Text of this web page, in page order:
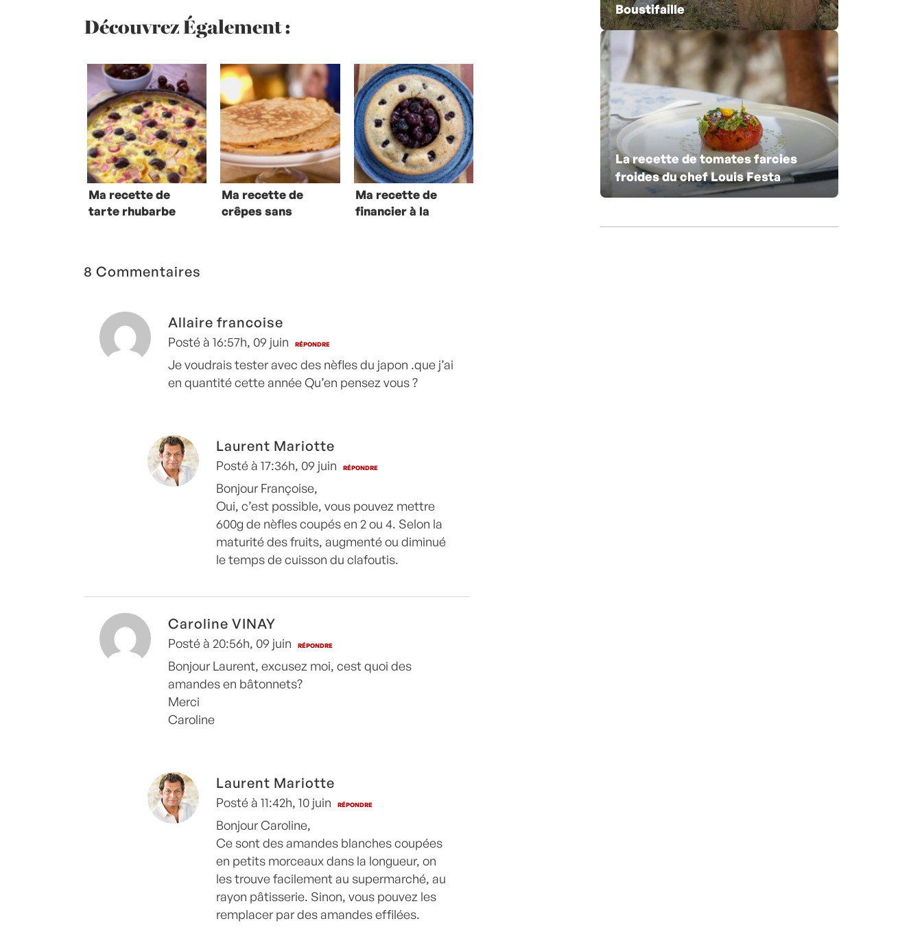
Découvrez Également :
Ma recette de
tarte rhubarbe
Ma recette de
crêpes sans
Ma recette de
financier à la
8 Commentaires
Allaire francoise
Posté à 16:57h, 09 juin RÉPONDRE
Je voudrais tester avec des nèfles du japon .que j’ai
en quantité cette année Qu’en pensez vous ?
Laurent Mariotte
Posté à 17:36h, 09 juin RÉPONDRE
Bonjour Françoise,
Oui, c’est possible, vous pouvez mettre
600g de nèfles coupés en 2 ou 4. Selon la
maturité des fruits, augmenté ou diminué
le temps de cuisson du clafoutis.
Caroline VINAY
Posté à 20:56h, 09 juin RÉPONDRE
Bonjour Laurent, excusez moi, cest quoi des
amandes en bâtonnets?
Merci
Caroline
Laurent Mariotte
Posté à 11:42h, 10 juin RÉPONDRE
Bonjour Caroline,
Ce sont des amandes blanches coupées
en petits morceaux dans la longueur, on
les trouve facilement au supermarché, au
rayon pâtisserie. Sinon, vous pouvez les
remplacer par des amandes effilées.
Boustifaille
La recette de tomates farcies
froides du chef Louis Festa